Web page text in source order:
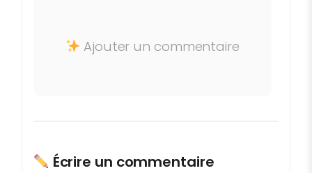
Ajouter un commentaire
Écrire un commentaire